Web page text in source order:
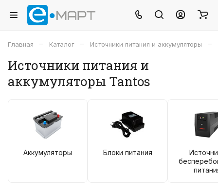
Главная – Каталог – Источники питания и аккумуляторы –
Источники питания и
аккумуляторы Tantos
Аккумуляторы Блоки питания